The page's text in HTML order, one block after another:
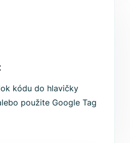
kódu do hlavičky
použite Google Tag